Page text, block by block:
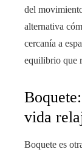
del
alternativa
cercanía a
equilibrio que
vida
Boquete es